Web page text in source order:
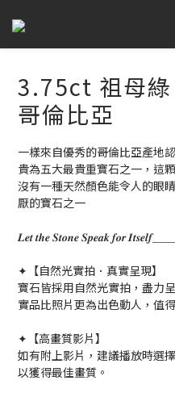
3.75ct 祖母綠
哥倫比亞
一樣來自優秀的哥倫比亞產地
貴為五大最貴重寶石之一，這
沒有一種天然顏色能令人的眼
厭的寶石之一
𝑳𝒆𝒕 𝒕𝒉𝒆 𝑺𝒕𝒐𝒏𝒆 𝑺𝒑𝒆𝒂𝒌 𝒇𝒐𝒓 𝑰𝒕𝒔𝒆𝒍𝒇＿
✦【自然光實拍．真實呈現】
寶石皆採用自然光實拍，盡力
實品比照片更為出色動人，值
✦【高畫質影片】
如有附上影片，建議播放時選
以獲得最佳畫質。